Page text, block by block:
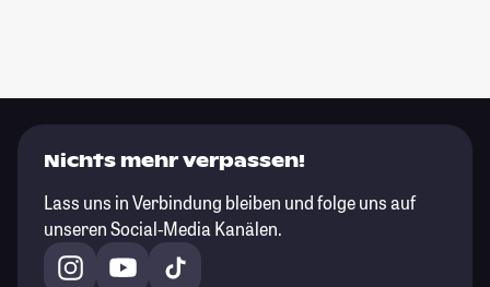
Nichts mehr verpassen!
Lass uns in Verbindung bleiben und folge uns auf
unseren Social-Media Kanälen.